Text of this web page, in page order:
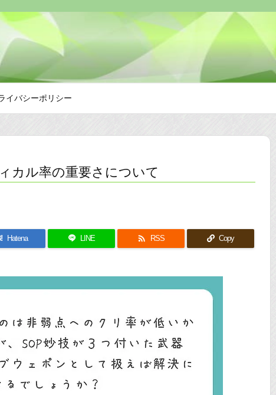
イバシーポリシー
カル率の重要さについて
Hatena LINE  RSS Copy